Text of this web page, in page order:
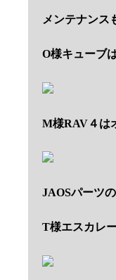
メンテナンス
O様キューブ
M様RAV４は
JAOSパーツ
T様エスカレ